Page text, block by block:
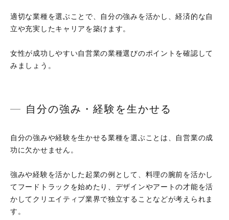
適切な業種を選ぶことで、自分の強みを活かし、経済的な自
立や充実したキャリアを築けます。
女性が成功しやすい自営業の業種選びのポイントを確認して
みましょう。
自分の強み・経験を生かせる
自分の強みや経験を生かせる業種を選ぶことは、自営業の成
功に欠かせません。
強みや経験を活かした起業の例として、料理の腕前を活かし
てフードトラックを始めたり、デザインやアートの才能を活
かしてクリエイティブ業界で独立することなどが考えられま
す。